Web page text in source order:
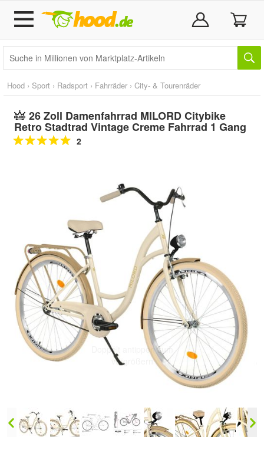
Hood › Sport › Radsport › Fahrräder › City- & Tourenräder
26 Zoll Damenfahrrad MILORD Citybike
Retro Stadtrad Vintage Creme Fahrrad 1 Gang
2
Doppelt antippen zum
vergrößern